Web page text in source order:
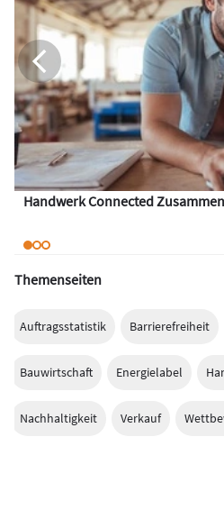
Handwerk Connected
Themenseiten
Auftragsstatistik Barrierefreiheit
Bauwirtschaft Energielabel
Nachhaltigkeit Verkauf